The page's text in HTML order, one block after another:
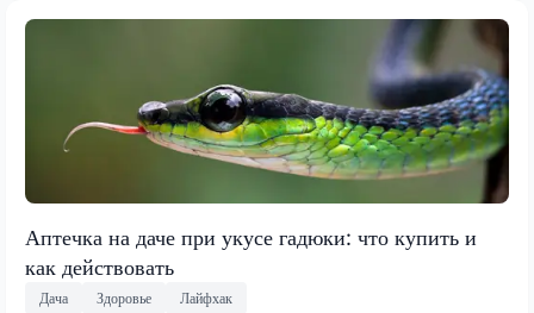
Аптечка на даче при укусе гадюки: что купить и
как действовать
Дача Здоровье Лайфхак